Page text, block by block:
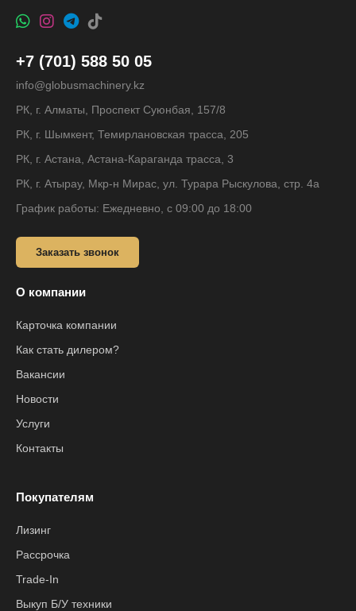
+7 (701) 588 50 05
info@globusmachinery.kz
РК, г. Алматы, Проспект Суюнбая, 157/8
РК, г. Шымкент, Темирлановская трасса, 205
РК, г. Астана, Астана-Караганда трасса, 3
РК, г. Атырау, Мкр-н Мирас, ул. Турара Рыскулова, стр. 4а
График работы: Ежедневно, с 09:00 до 18:00
Заказать звонок
О компании
Карточка компании
Как стать дилером?
Вакансии
Новости
Услуги
Контакты
Покупателям
Лизинг
Рассрочка
Trade-In
Выкуп Б/У техники